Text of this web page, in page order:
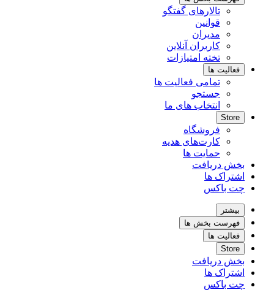
تالارهای گفتگو
قوانین
مدیران
کاربران آنلاین
تخته امتیازات
فعالیت ها
تمامی فعالیت ها
جستجو
انتخاب های ما
Store
فروشگاه
کارت‌های هدیه
حمایت ها
بخش دریافت
اشتراک ها
چت باکس
بیشتر
فهرست بخش ها
فعالیت ها
Store
بخش دریافت
اشتراک ها
چت باکس